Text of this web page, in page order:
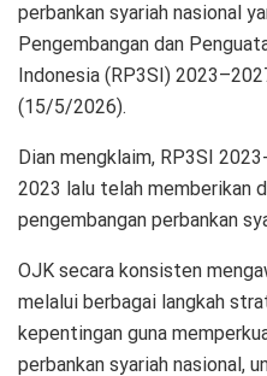
perbankan syariah nasional
Pengembangan dan
Indonesia (RP3SI)
(15/5/2026).
Dian mengklaim, RP3SI
2023 lalu telah memberikan
pengembangan perbankan
OJK secara konsisten
melalui berbagai langkah
kepentingan guna
perbankan syariah nasional,